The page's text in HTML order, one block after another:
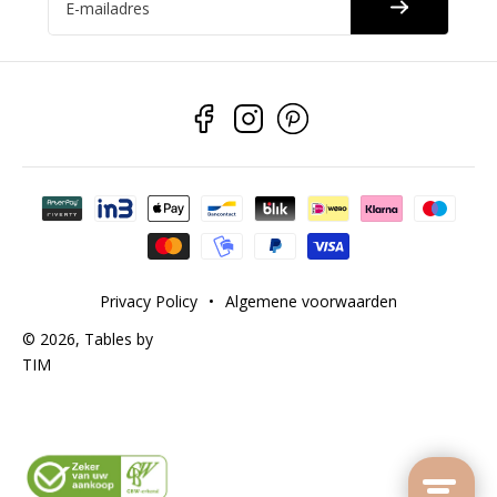
E-mailadres
© 2026, Tables by
TIM
Privacy Policy • Algemene voorwaarden